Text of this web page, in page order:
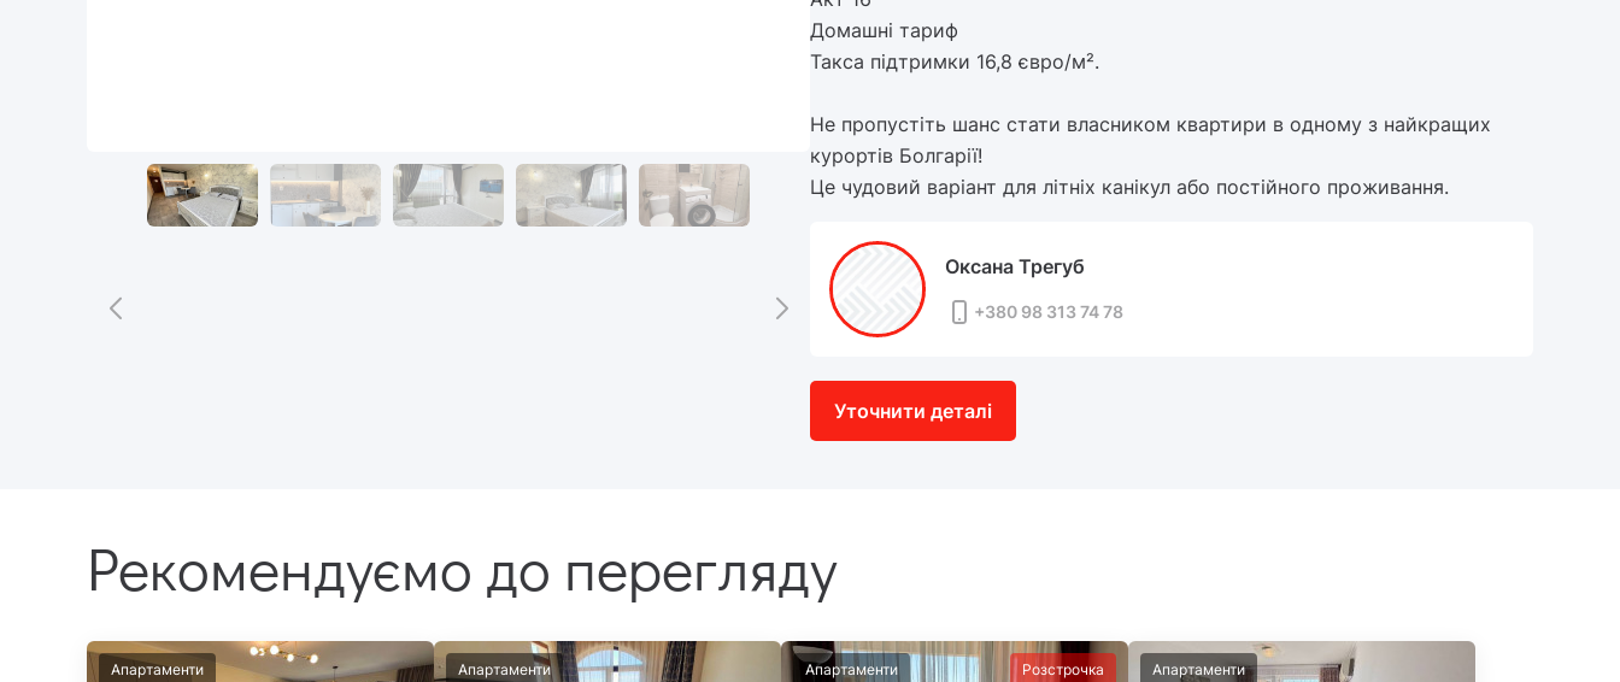
Домашні тариф
Такса підтримки 16,8 євро/м².
Не пропустіть шанс стати власником квартири в одному з найкращих
курортів Болгарії!
Це чудовий варіант для літніх канікул або постійного проживання.
Оксана Трегуб
+380 98 313 74 78
Уточнити деталі
Рекомендуємо до перегляду
Апартаменти Апартаменти Апартаменти Розстрочка Апартаменти